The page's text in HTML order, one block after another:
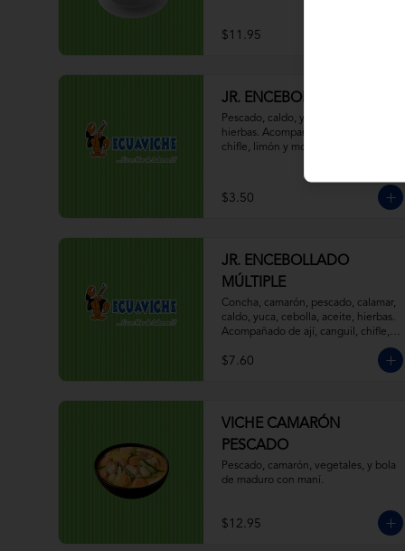
$11.95
JR. ENCEBOLLADO
Pescado, caldo, yuca, cebolla, aceite,
hierbas. Acompañado de ají, canguil,
chifle, limón y mostaza.
$3.50
JR. ENCEBOLLADO
MÚLTIPLE
Concha, camarón, pescado, calamar,
caldo, yuca, cebolla, aceite, hierbas.
Acompañado de ají, canguil, chifle,
$7.60
VICHE CAMARÓN
PESCADO
Pescado, camarón, vegetales, y bola
de maduro con maní.
$12.95